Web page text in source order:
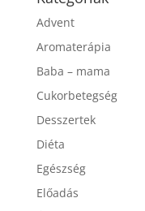
Advent
Aromaterápia
Baba – mama
Cukorbetegség
Desszertek
Diéta
Egészség
Előadás